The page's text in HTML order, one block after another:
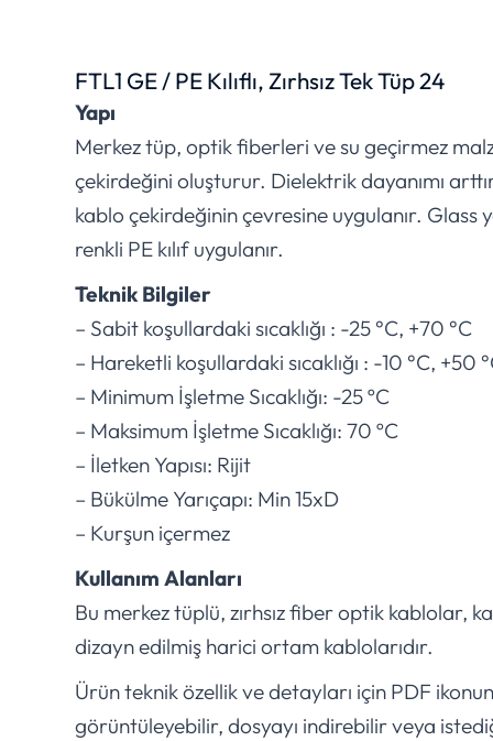
FTL1 GE / PE Kılıflı, Zırhsız Tek Tüp 24
Yapı
Merkez tüp, optik fiberleri ve su geçirmez
çekirdeğini oluşturur. Dielektrik dayanımı
kablo çekirdeğinin çevresine uygulanır. Glass
renkli PE kılıf uygulanır.
Teknik Bilgiler
– Sabit koşullardaki sıcaklığı : -25 °C, +70 °C
– Hareketli koşullardaki sıcaklığı : -10 °C, +50
– Minimum İşletme Sıcaklığı: -25 ºC
– Maksimum İşletme Sıcaklığı: 70 ºC
– İletken Yapısı: Rijit
– Bükülme Yarıçapı: Min 15xD
– Kurşun içermez
Kullanım Alanları
Bu merkez tüplü, zırhsız fiber optik kablolar,
dizayn edilmiş harici ortam kablolarıdır.
Ürün teknik özellik ve detayları için PDF
görüntüleyebilir, dosyayı indirebilir veya